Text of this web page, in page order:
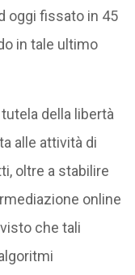
oggi fissato in 45
in tale ultimo
della libertà
alle attività di
oltre a stabilire
online
che tali